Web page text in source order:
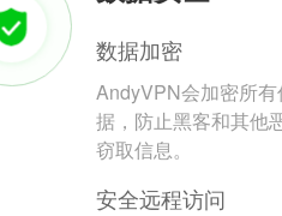
数据加密
AndyVPN会加密所
据，防止黑客和其他
窃取信息。
安全远程访问